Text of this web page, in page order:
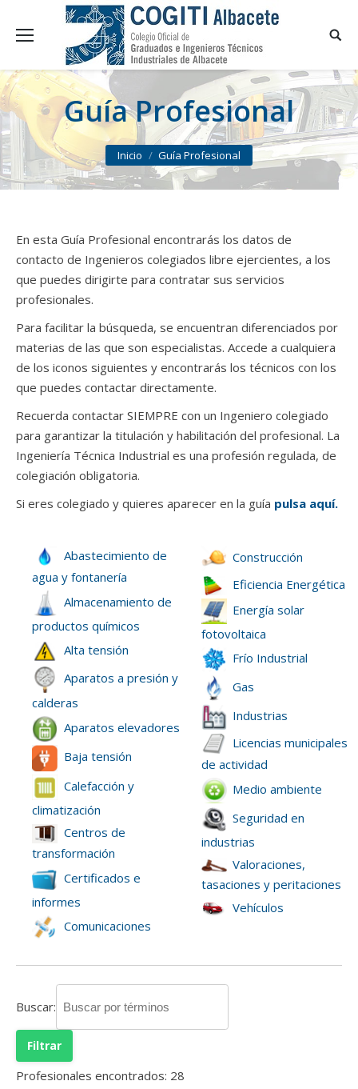
Guía Profesional
You are here:
Inicio Guía Profesional
En esta Guía Profesional encontrarás los datos de
contacto de Ingenieros colegiados libre ejercientes, a los
que puedes dirigirte para contratar sus servicios
profesionales.
Para facilitar la búsqueda, se encuentran diferenciados por
materias de las que son especialistas. Accede a cualquiera
de los iconos siguientes y encontrarás los técnicos con los
que puedes contactar directamente.
Recuerda contactar SIEMPRE con un Ingeniero colegiado
para garantizar la titulación y habilitación del profesional. La
Ingeniería Técnica Industrial es una profesión regulada, de
colegiación obligatoria.
Si eres colegiado y quieres aparecer en la guía pulsa aquí.
Abastecimiento de
agua y fontanería
Almacenamiento de
productos químicos
Alta tensión
Aparatos a presión y
calderas
Aparatos elevadores
Baja tensión
Calefacción y
climatización
Centros de
transformación
Certificados e
informes
Comunicaciones
Construcción
Eficiencia Energética
Energía solar
fotovoltaica
Frío Industrial
Gas
Industrias
Licencias municipales
de actividad
Medio ambiente
Seguridad en
industrias
Valoraciones,
tasaciones y peritaciones
Vehículos
Buscar:
Profesionales encontrados: 28